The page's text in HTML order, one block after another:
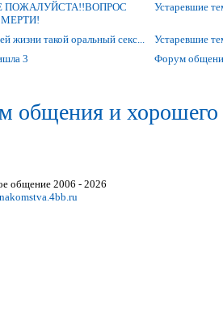
ПОЖАЛУЙСТА!!ВОПРОС
Устаревшие
жизни такой оральный секс...
Устаревшие
3
Форум
общения и хорошего
общение 2006 - 2026